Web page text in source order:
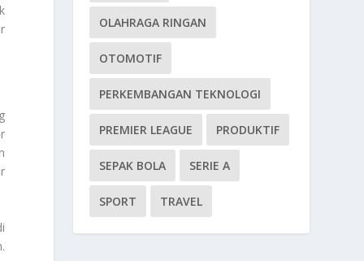
OLAHRAGA RINGAN
OTOMOTIF
PERKEMBANGAN TEKNOLOGI
PREMIER LEAGUE PRODUKTIF
SEPAK BOLA SERIE A
SPORT TRAVEL